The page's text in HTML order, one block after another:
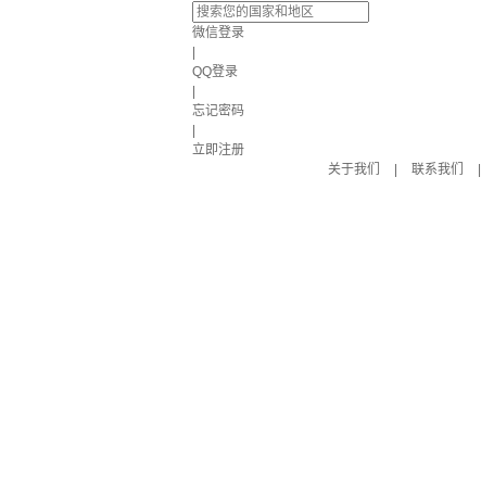
微信登录
QQ登录
忘记密码
立即注册
关于我们
联系我们